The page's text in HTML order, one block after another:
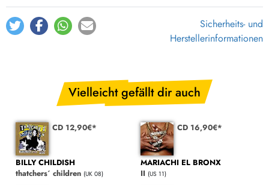
Sicherheits- und
Herstellerinformationen
Vielleicht gefällt dir auch
CD 12,90€*
BILLY CHILDISH
thatchers´ children (UK 08)
CD 16,90€*
MARIACHI EL BRONX
II (US 11)